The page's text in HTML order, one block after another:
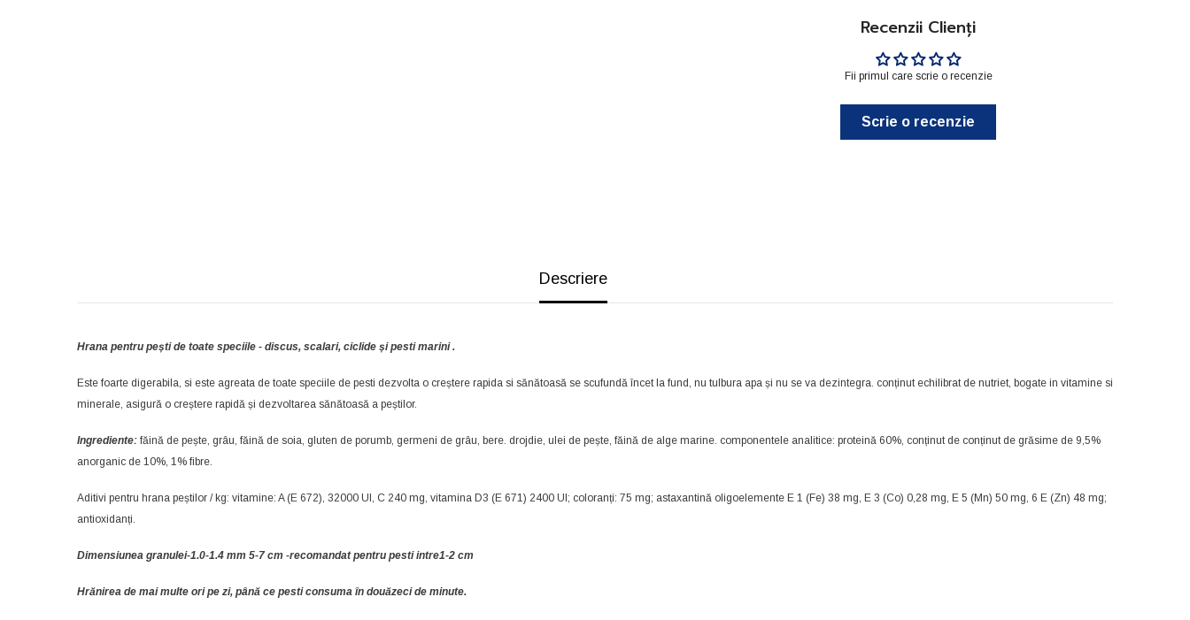
Recenzii Clienți
Fii primul care scrie o recenzie
Scrie o recenzie
Descriere
Hrana pentru pești de toate speciile - discus, scalari, ciclide și pesti marini .
Este foarte digerabila, si este agreata de toate speciile de pesti dezvolta o creștere rapida si sănătoasă se scufundă încet la fund, nu tulbura apa și nu se va dezintegra. conținut echilibrat de nutriet, bogate in vitamine si
minerale, asigură o creștere rapidă și dezvoltarea sănătoasă a peștilor.
Ingrediente: făină de pește, grâu, făină de soia, gluten de porumb, germeni de grâu, bere. drojdie, ulei de pește, făină de alge marine. componentele analitice: proteină 60%, conținut de conținut de grăsime de 9,5%
anorganic de 10%, 1% fibre.
Aditivi pentru hrana peștilor / kg: vitamine: A (E 672), 32000 UI, C 240 mg, vitamina D3 (E 671) 2400 UI; coloranți: 75 mg; astaxantină oligoelemente E 1 (Fe) 38 mg, E 3 (Co) 0,28 mg, E 5 (Mn) 50 mg, 6 E (Zn) 48 mg;
antioxidanți.
Dimensiunea granulei-1.0-1.4 mm 5-7 cm -recomandat pentru pesti intre1-2 cm
Hrănirea de mai multe ori pe zi, până ce pesti consuma în douăzeci de minute.